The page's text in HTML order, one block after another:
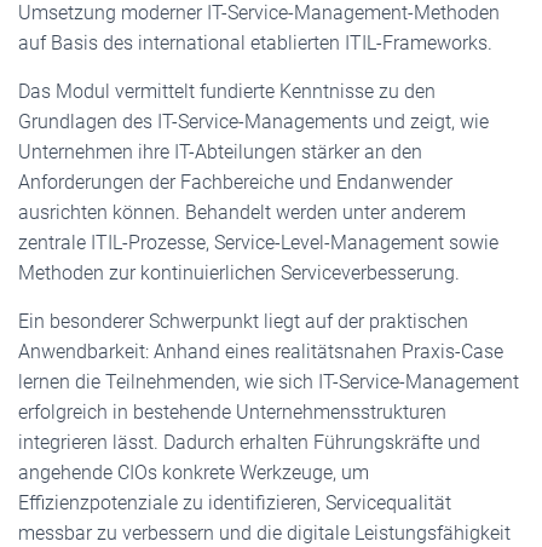
Umsetzung moderner IT-Service-Management-Methoden
auf Basis des international etablierten ITIL-Frameworks.
Das Modul vermittelt fundierte Kenntnisse zu den
Grundlagen des IT-Service-Managements und zeigt, wie
Unternehmen ihre IT-Abteilungen stärker an den
Anforderungen der Fachbereiche und Endanwender
ausrichten können. Behandelt werden unter anderem
zentrale ITIL-Prozesse, Service-Level-Management sowie
Methoden zur kontinuierlichen Serviceverbesserung.
Ein besonderer Schwerpunkt liegt auf der praktischen
Anwendbarkeit: Anhand eines realitätsnahen Praxis-Case
lernen die Teilnehmenden, wie sich IT-Service-Management
erfolgreich in bestehende Unternehmensstrukturen
integrieren lässt. Dadurch erhalten Führungskräfte und
angehende CIOs konkrete Werkzeuge, um
Effizienzpotenziale zu identifizieren, Servicequalität
messbar zu verbessern und die digitale Leistungsfähigkeit